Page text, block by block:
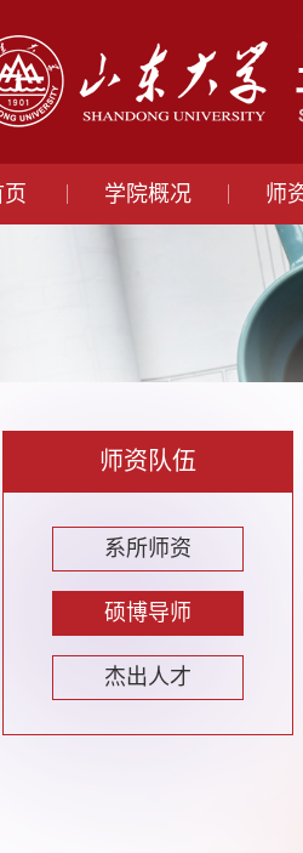
页 学院概况 师
师资队伍
系所师资
硕博导师
杰出人才